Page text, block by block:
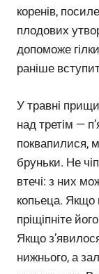
коренів,
плодових
допоможе
раніше
У травні
над третім —
поквапилися,
бруньки. Не
втечі: з них
копьеца. Якщо
пріщіпніте
Якщо
нижнього, а